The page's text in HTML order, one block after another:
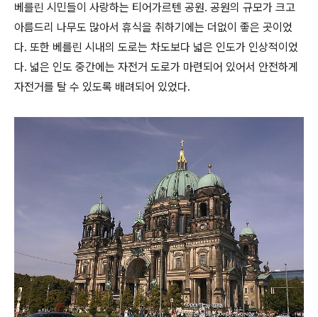
베를린 시민들이 사랑하는 티어가르텐 공원. 공원의 규모가 크고
아름드리 나무도 많아서 휴식을 취하기에는 더없이 좋은 곳이었
다. 또한 베를린 시내의 도로는 차도보다 넓은 인도가 인상적이었
다. 넓은 인도 중간에는 자전거 도로가 마련되어 있어서 안전하게
자전거를 탈 수 있도록 배려되어 있었다.